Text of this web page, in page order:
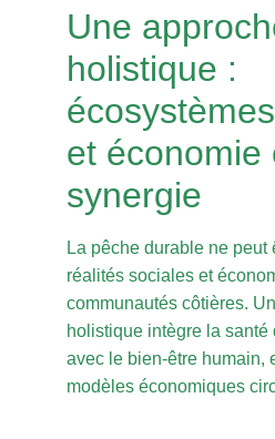
Une
holistique :
et économie
synergie
La pêche durable ne peut
réalités sociales et
communautés côtières.
holistique intègre la santé
avec le bien-être humain,
modèles économiques